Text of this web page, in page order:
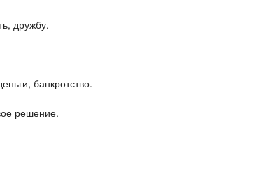
дружбу.
банкротство.
решение.